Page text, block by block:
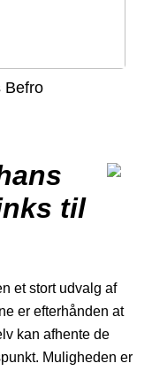
Befro
til
et stort udvalg af
er efterhånden at
kan afhente de
Muligheden er